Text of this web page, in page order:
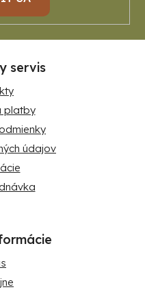
servis
platby
údajov